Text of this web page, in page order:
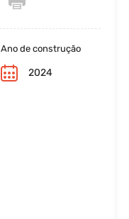
Ano de construção
2024